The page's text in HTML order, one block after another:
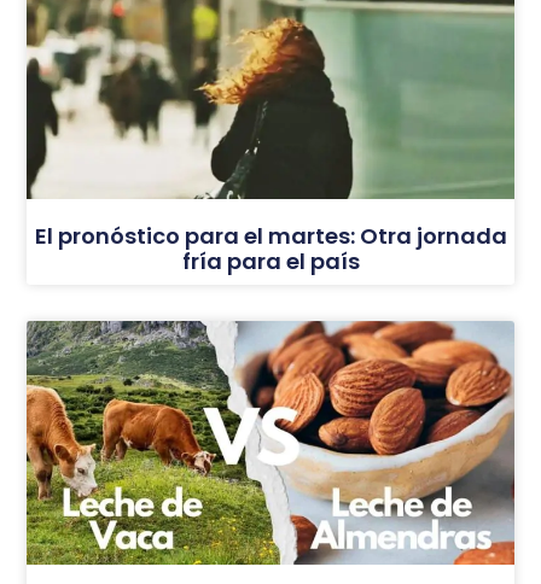
El pronóstico para el martes: Otra jornada
fría para el país